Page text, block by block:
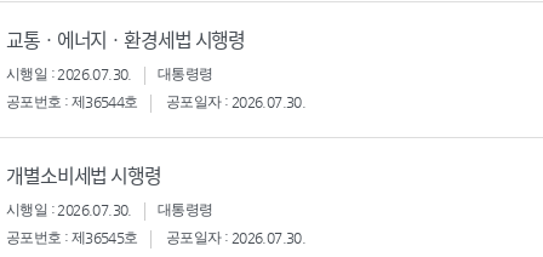
교통ㆍ에너지ㆍ환경세법 시행령
시행일 : 2026.07.30.
대통령령
공포번호 : 제36544호
공포일자 : 2026.07.30.
개별소비세법 시행령
시행일 : 2026.07.30.
대통령령
공포번호 : 제36545호
공포일자 : 2026.07.30.